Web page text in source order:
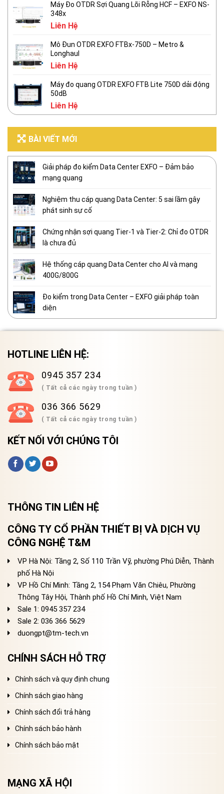
Máy Đo OTDR Sợi Quang Lõi Rỗng HCF – EXFO NS-
348x
Liên Hệ
Mô Đun OTDR EXFO FTBx-750D – Metro &
Longhaul
Liên Hệ
Máy đo quang OTDR EXFO FTB Lite 750D dải động
50dB
Liên Hệ
BÀI VIẾT MỚI
Giải pháp đo kiểm Data Center EXFO – Đảm bảo
mạng quang
Nghiệm thu cáp quang Data Center: 5 sai lầm gây
phát sinh sự cố
Chứng nhận sợi quang Tier-1 và Tier-2: Chỉ đo OTDR
là chưa đủ
Hệ thống cáp quang Data Center cho AI và mạng
400G/800G
Đo kiểm trong Data Center – EXFO giải pháp toàn
diện
HOTLINE LIÊN HỆ:
0945 357 234
( Tất cả các ngày trong tuần )
036 366 5629
( Tất cả các ngày trong tuần )
KẾT NỐI VỚI CHÚNG TÔI
THÔNG TIN LIÊN HỆ
CÔNG TY CỔ PHẦN THIẾT BỊ VÀ DỊCH VỤ
CÔNG NGHỆ T&M
VP Hà Nội: Tầng 2, Số 110 Trần Vỹ, phường Phú Diễn, Thành
phố Hà Nội
VP Hồ Chí Minh: Tầng 2, 154 Phạm Văn Chiêu, Phường
Thông Tây Hội, Thành phố Hồ Chí Minh, Việt Nam
Sale 1: 0945 357 234
Sale 2: 036 366 5629
duongpt@tm-tech.vn
CHÍNH SÁCH HỖ TRỢ
Chính sách và quy định chung
Chính sách giao hàng
Chính sách đổi trả hàng
Chính sách bảo hành
Chính sách bảo mật
MẠNG XÃ HỘI